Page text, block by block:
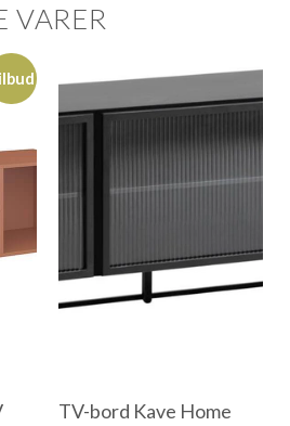
VARER
TV-bord Kave Home